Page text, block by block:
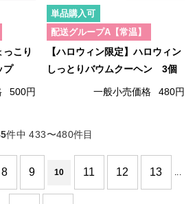
っこり
プ
500円
単品購入可
配送グループA【常温】
【ハロウィン限定】ハロウィン
しっとりバウムクーヘン 3個
一般小売価格 480円
件中 433〜480件目
8 9 10 11 12 13